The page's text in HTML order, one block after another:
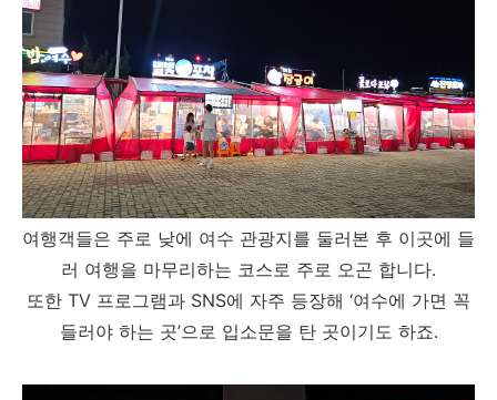
여행객들은 주로 낮에 여수 관광지를 둘러본 후 이곳에 들
러 여행을 마무리하는 코스로 주로 오곤 합니다.
또한 TV 프로그램과 SNS에 자주 등장해 ‘여수에 가면 꼭
들러야 하는 곳’으로 입소문을 탄 곳이기도 하죠.